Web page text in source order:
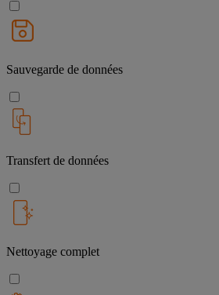
Sauvegarde de données
Transfert de données
Nettoyage complet